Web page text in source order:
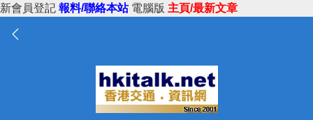
新會員登記 報料/聯絡本站 電腦版 主頁/最新文章